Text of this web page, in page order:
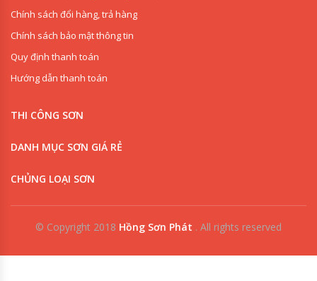
Chính sách đổi hàng, trả hàng
Chính sách bảo mật thông tin
Quy định thanh toán
Hướng dẫn thanh toán
THI CÔNG SƠN
DANH MỤC SƠN GIÁ RẺ
CHỦNG LOẠI SƠN
© Copyright 2018 Hồng Sơn Phát . All rights reserved